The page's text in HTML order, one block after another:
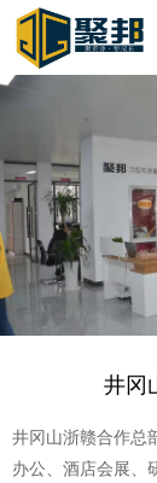
井冈
井冈山浙赣合作总
办公、酒店会展、